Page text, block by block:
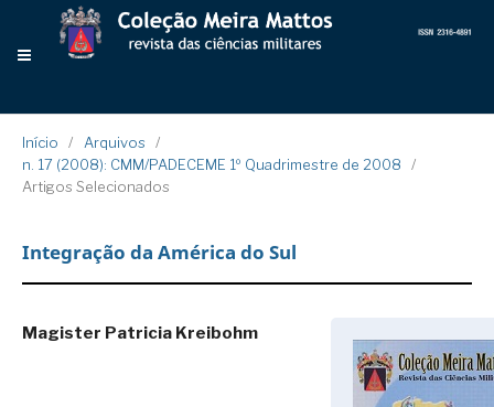
Início / Arquivos
/
n. 17 (2008): CMM/PADECEME 1º Quadrimestre de 2008
/
Artigos Selecionados
Integração da América do Sul
Magister Patricia Kreibohm